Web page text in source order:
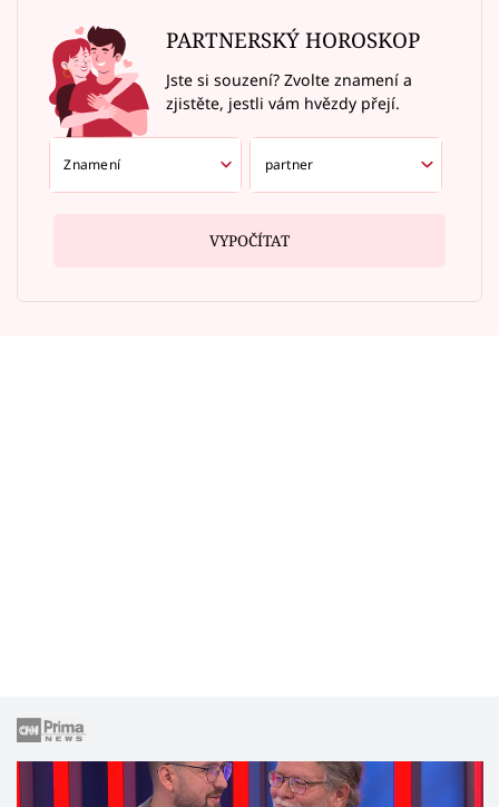
PARTNERSKÝ HOROSKOP
Jste si souzení? Zvolte znamení a
zjistěte, jestli vám hvězdy přejí.
VYPOČÍTAT